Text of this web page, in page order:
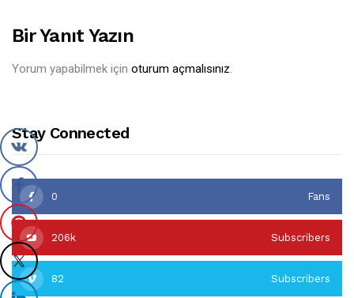
Bir Yanıt Yazın
Yorum yapabilmek için oturum açmalısınız.
Stay Connected
0 Fans
206k Subscribers
82 Subscribers